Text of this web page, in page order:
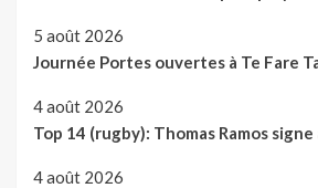
5 août 2026
Journée Portes ouvertes à Te Fare
4 août 2026
Top 14 (rugby): Thomas Ramos signe
4 août 2026